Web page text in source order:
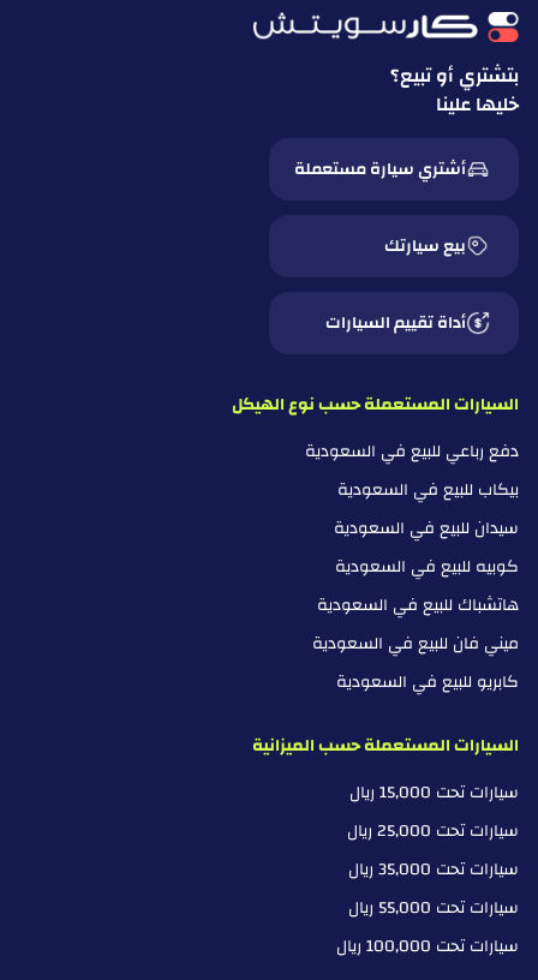
بتشتري أو تبيع؟
خليها علينا
أشتري سيارة مستعملة
بيع سيارتك
أداة تقييم السيارات
السيارات المستعملة حسب نوع الهيكل
دفع رباعي للبيع في السعودية
بيكاب للبيع في السعودية
سيدان للبيع في السعودية
كوبيه للبيع في السعودية
هاتشباك للبيع في السعودية
ميني فان للبيع في السعودية
كابريو للبيع في السعودية
السيارات المستعملة حسب الميزانية
سيارات تحت 15,000 ريال
سيارات تحت 25,000 ريال
سيارات تحت 35,000 ريال
سيارات تحت 55,000 ريال
سيارات تحت 100,000 ريال